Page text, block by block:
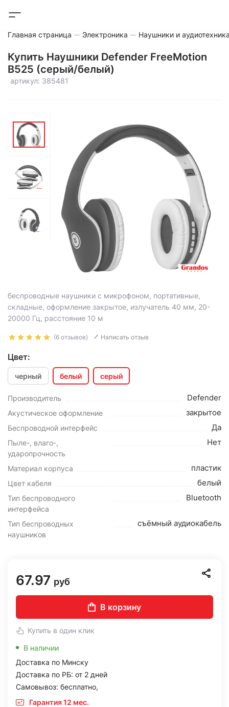
Главная страница Электроника Наушники и
Купить Наушники Defender FreeMotion
B525 (серый/белый)
артикул: 385481
беспроводные наушники с микрофоном, портативные,
складные, оформление закрытое, излучатель 40 мм, 20-
20000 Гц, расстояние 10 м
(6 отзывов) Написать отзыв
Цвет:
черный белый серый
Производитель Defender
Акустическое оформление закрытое
Беспроводной интерфейс Да
Пыле-, влаго-,
ударопрочность
Нет
Материал корпуса пластик
Цвет кабеля белый
Тип беспроводного
интерфейса
Bluetooth
Тип беспроводных
наушников
съёмный аудиокабель
67.97 руб
В корзину
Купить в один клик
В наличии
Доставка по Минску
Доставка по РБ: от 2 дней
Самовывоз: бесплатно,
Гарантия 12 мес.